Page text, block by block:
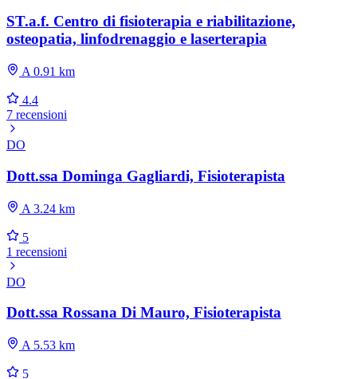
ST.a.f. Centro di fisioterapia e riabilitazione,
osteopatia, linfodrenaggio e laserterapia
A 0.91 km
4.4
7 recensioni
DO
Dott.ssa Dominga Gagliardi, Fisioterapista
A 3.24 km
5
1 recensioni
DO
Dott.ssa Rossana Di Mauro, Fisioterapista
A 5.53 km
5